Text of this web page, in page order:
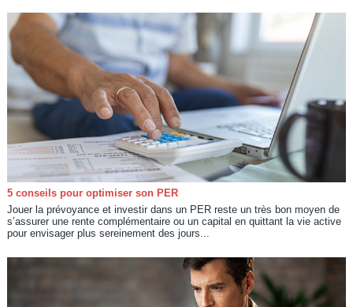
5 conseils pour optimiser son PER
Jouer la prévoyance et investir dans un PER reste un très bon moyen de
s’assurer une rente complémentaire ou un capital en quittant la vie active
pour envisager plus sereinement des jours...